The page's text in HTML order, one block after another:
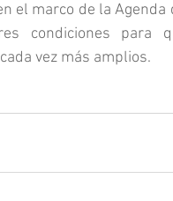
el marco de la
condiciones para
vez más amplios.